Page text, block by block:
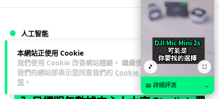
本網站正使用 Cookie
我們使用 Cookie 改善網站體驗。 繼續使用
我們的網站即表示您同意我們的 Cookie 政
策 。
人工智能
Vin 1 日
Elon Musk: SpaceX 將挑戰萬億年收
🎵 ⛶
📖 詳細評測 →